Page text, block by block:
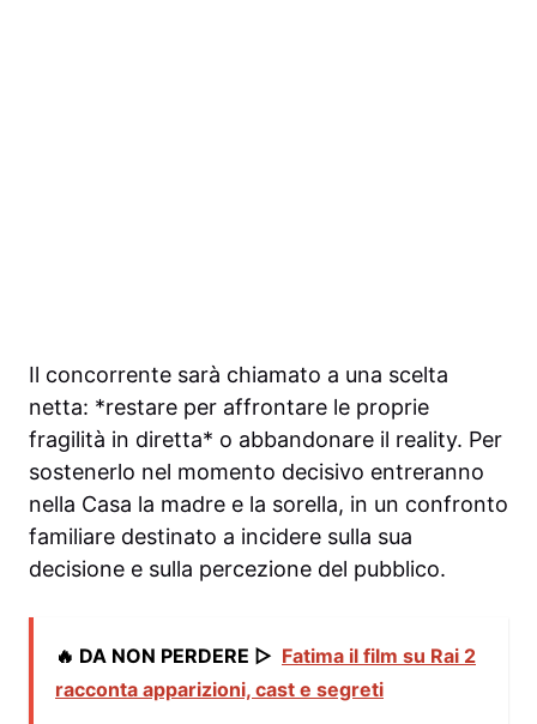
Il concorrente sarà chiamato a una scelta
netta: *restare per affrontare le proprie
fragilità in diretta* o abbandonare il reality. Per
sostenerlo nel momento decisivo entreranno
nella Casa la madre e la sorella, in un confronto
familiare destinato a incidere sulla sua
decisione e sulla percezione del pubblico.
🔥 DA NON PERDERE ▷ Fatima il film su Rai 2
racconta apparizioni, cast e segreti